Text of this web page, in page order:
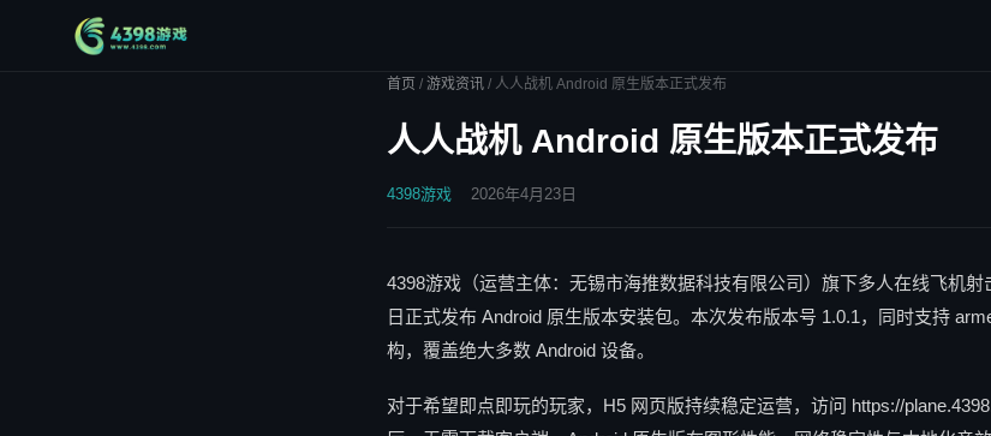
首页 / 游戏资讯 / 人人战机 Android 原生版本正式发布
人人战机 Android 原生版本正式发布
4398游戏 2026年4月23日
4398游戏（运营主体：无锡市海推数据科技有限公司）旗下多人在线飞机
日正式发布 Android 原生版本安装包。本次发布版本号 1.0.1，同时支持
构，覆盖绝大多数 Android 设备。
对于希望即点即玩的玩家，H5 网页版持续稳定运营，访问 https://